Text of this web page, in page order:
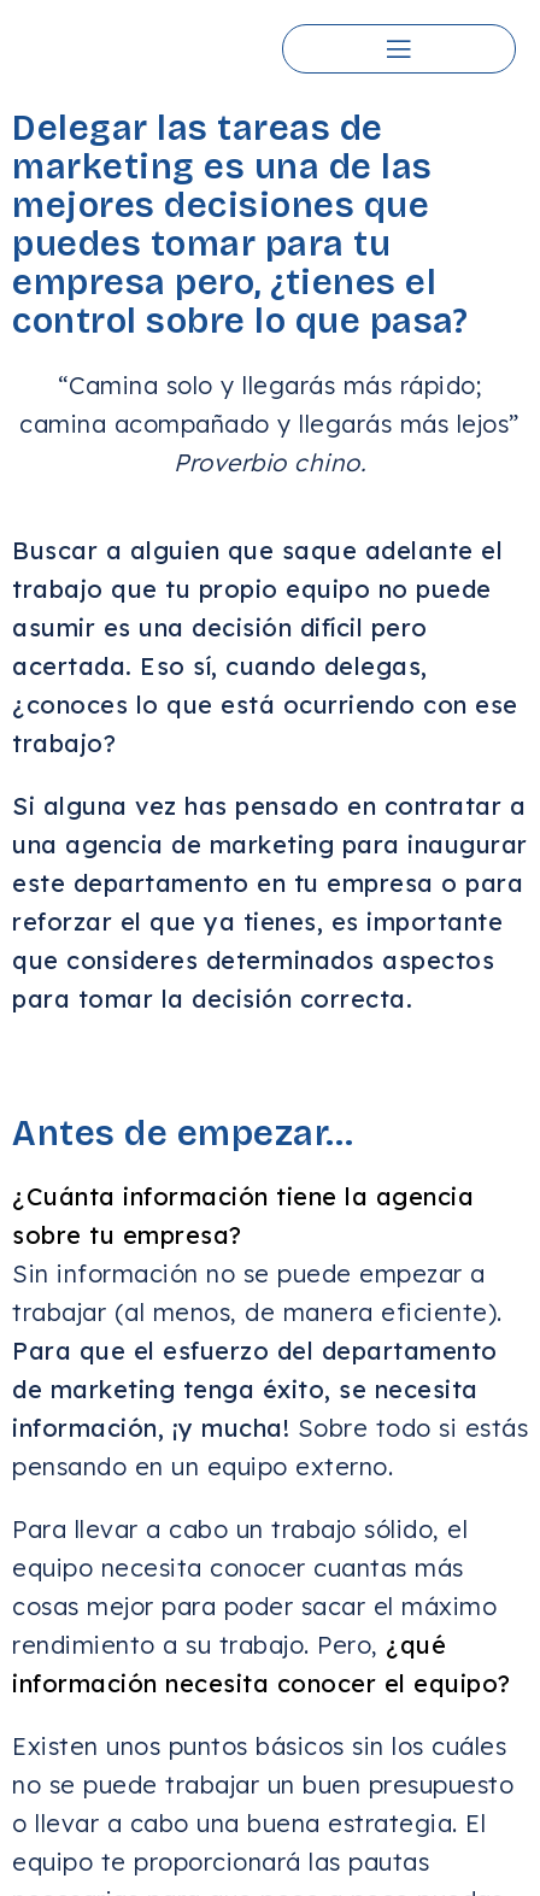
Delegar las tareas de
marketing es una de las
mejores decisiones que
puedes tomar para tu
empresa pero, ¿tienes el
control sobre lo que pasa?
“Camina solo y llegarás más rápido;
camina acompañado y llegarás más lejos”
Proverbio chino.
Buscar a alguien que saque adelante el
trabajo que tu propio equipo no puede
asumir es una decisión difícil pero
acertada. Eso sí, cuando delegas,
¿conoces lo que está ocurriendo con ese
trabajo?
Si alguna vez has pensado en contratar a
una agencia de marketing para inaugurar
este departamento en tu empresa o para
reforzar el que ya tienes, es importante
que consideres determinados aspectos
para tomar la decisión correcta.
Antes de empezar…
¿Cuánta información tiene la agencia
sobre tu empresa?
Sin información no se puede empezar a
trabajar (al menos, de manera eficiente).
Para que el esfuerzo del departamento
de marketing tenga éxito, se necesita
información, ¡y mucha! Sobre todo si estás
pensando en un equipo externo.
Para llevar a cabo un trabajo sólido, el
equipo necesita conocer cuantas más
cosas mejor para poder sacar el máximo
rendimiento a su trabajo. Pero, ¿qué
información necesita conocer el equipo?
Existen unos puntos básicos sin los cuáles
no se puede trabajar un buen presupuesto
o llevar a cabo una buena estrategia. El
equipo te proporcionará las pautas